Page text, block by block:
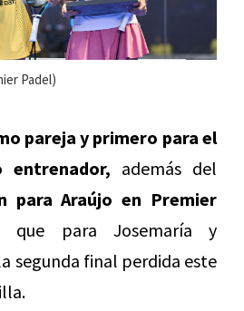
Padel)
pareja y primero para el
entrenador, además del
para Araújo en Premier
que para Josemaría y
segunda final perdida este